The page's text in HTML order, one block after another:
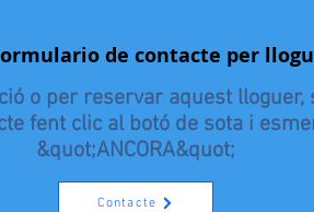
de contacte per
o per reservar aquest
fent clic al botó de sota i
&quot;ANCORA&quot;
Contacte